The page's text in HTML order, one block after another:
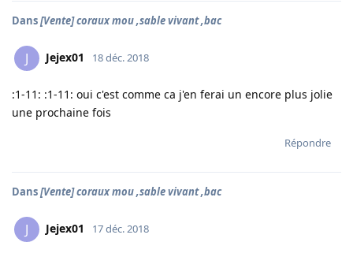
Dans[Vente] coraux mou ,sable vivant ,bac
J Jejex01 18 déc. 2018
:1-11: :1-11: oui c'est comme ca j'en ferai un encore plus jolie
une prochaine fois
Répondre
Dans[Vente] coraux mou ,sable vivant ,bac
J Jejex01 17 déc. 2018